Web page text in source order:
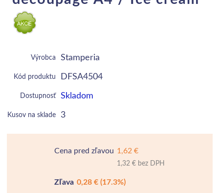
Výrobca Stamperia
Kód produktu DFSA4504
Dostupnosť Skladom
Kusov na sklade 3
Cena pred zľavou 1,62 €
1,32 € bez DPH
Zľava 0,28 € (17.3%)